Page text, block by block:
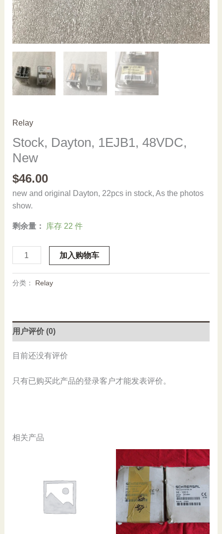
Relay
Stock, Dayton, 1EJB1, 48VDC,
New
$46.00
new and original Dayton, 22pcs in stock, As the photos
show.
剩余量： 库存 22 件
Stock,
Dayton,
48VDC,
量
加入购物车
分类： Relay
用户评价 (0)
目前还没有评价
只有已购买此产品的登录客户才能发表评价。
相关产品